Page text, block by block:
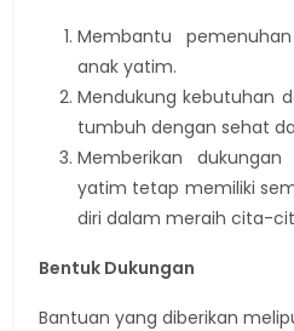
Membantu
anak yatim.
Mendukung kebutuhan
tumbuh dengan sehat
Memberikan
yatim tetap memiliki
diri dalam meraih cita-
Bentuk Dukungan
Bantuan yang diberikan